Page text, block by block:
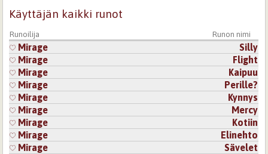
Käyttäjän kaikki runot
Runoilija Runon nimi
Mirage
Silly
Mirage
Flight
Mirage
Kaipuu
Mirage
Perille?
Mirage
Kynnys
Mirage
Mercy
Mirage
Kotiin
Mirage
Elinehto
Mirage
Sävelet